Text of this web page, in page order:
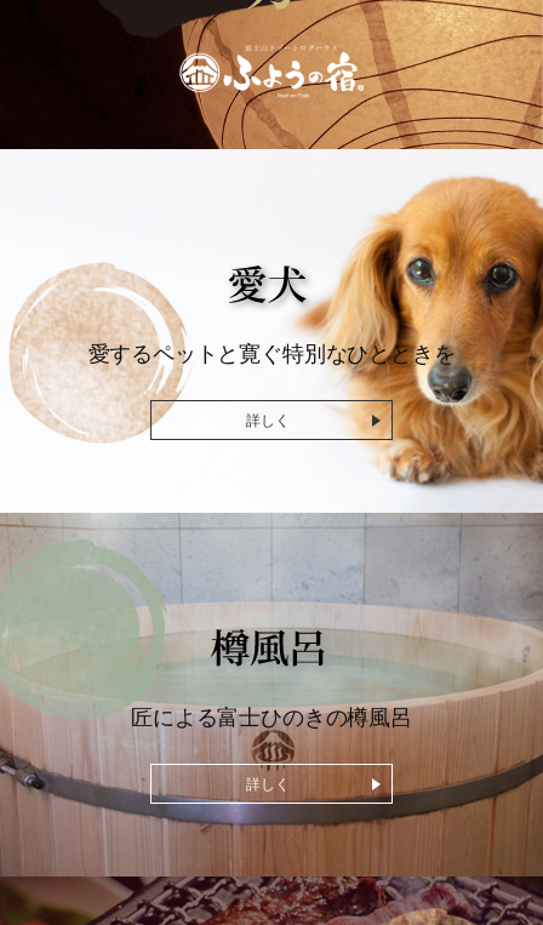
愛するペットと寛ぐ特別なひとときを
詳しく
匠による富士ひのきの樽風呂
詳しく